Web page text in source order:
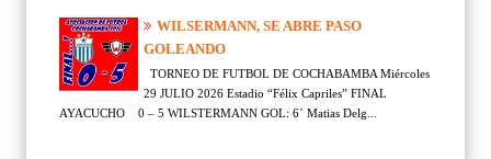
WILSERMANN, SE ABRE PASO
GOLEANDO
TORNEO DE FUTBOL DE COCHABAMBA Miércoles
29 JULIO 2026 Estadio “Félix Capriles” FINAL
AYACUCHO 0 – 5 WILSTERMANN GOL: 6´ Matias Delg...